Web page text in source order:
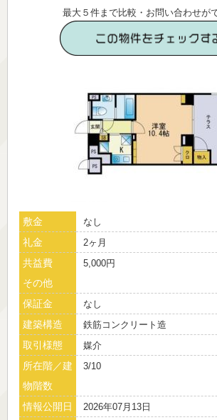
最大５件まで比較・お問い合わせが
敷金 なし
礼金 2ヶ月
共益費
その他
5,000円
保証金 なし
建築構造 鉄筋コンクリート造
取引様態 媒介
所在階／建
物階数
3/10
情報公開日 2026年07月13日